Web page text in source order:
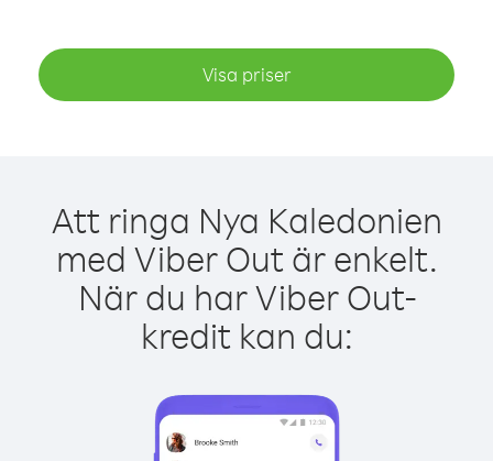
Visa priser
Att ringa Nya Kaledonien
med Viber Out är enkelt.
När du har Viber Out-
kredit kan du: